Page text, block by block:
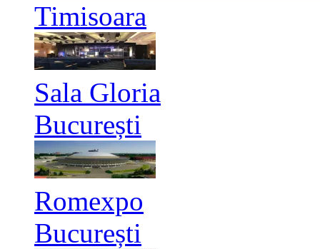
Timisoara
Sala Gloria
București
Romexpo
București